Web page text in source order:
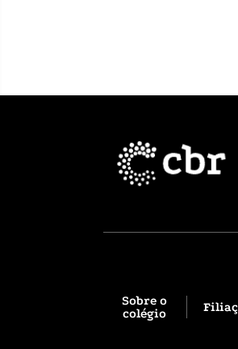
Sobre o
colégio